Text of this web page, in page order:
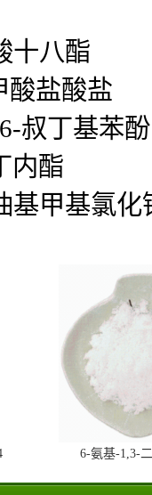
十八酯
酸盐酸盐
叔丁基苯酚
内酯
基甲基氯化
6-氨基-1,3-